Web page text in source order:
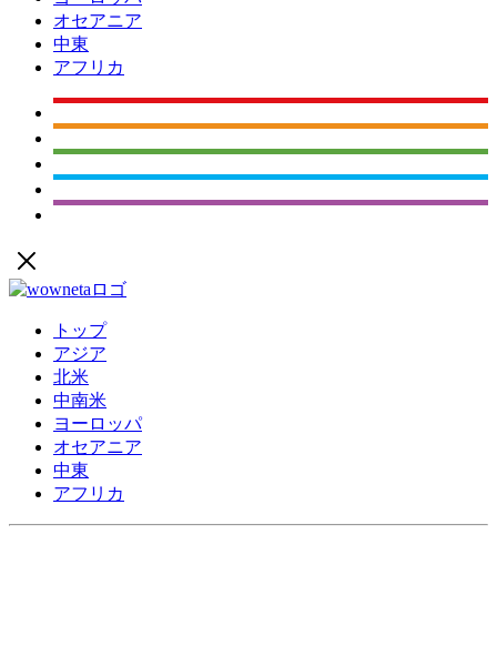
オセアニア
中東
アフリカ
トップ
アジア
北米
中南米
ヨーロッパ
オセアニア
中東
アフリカ